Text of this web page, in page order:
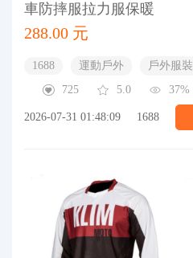
車防摔服拉力服保暖
288.00 元
1688 運動戶外 戶外服裝
725
5.0 37%
2026-07-31 01:48:09 1688